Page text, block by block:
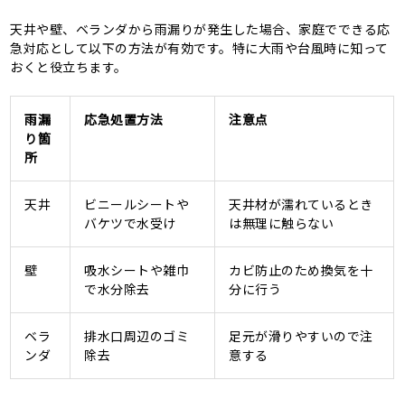
天井や壁、ベランダから雨漏りが発生した場合、家庭でできる応
急対応として以下の方法が有効です。特に大雨や台風時に知って
おくと役立ちます。
雨漏
り箇
所
応急処置方法 注意点
天井
ビニールシートや
バケツで水受け
天井材が濡れているとき
は無理に触らない
壁
吸水シートや雑巾
で水分除去
カビ防止のため換気を十
分に行う
ベラ
ンダ
排水口周辺のゴミ
除去
足元が滑りやすいので注
意する